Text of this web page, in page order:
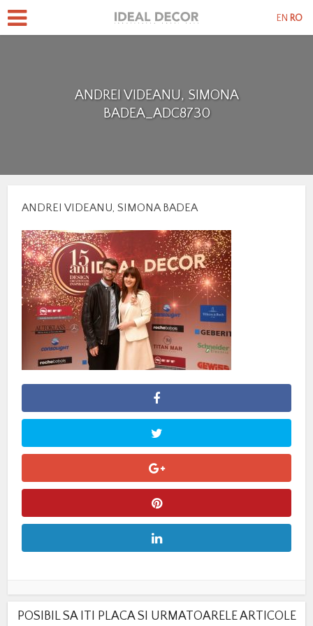
ANDREI VIDEANU, SIMONA
BADEA_ADC8730
ANDREI VIDEANU, SIMONA BADEA
POSIBIL SA ITI PLACA SI URMATOARELE ARTICOLE
EN RO